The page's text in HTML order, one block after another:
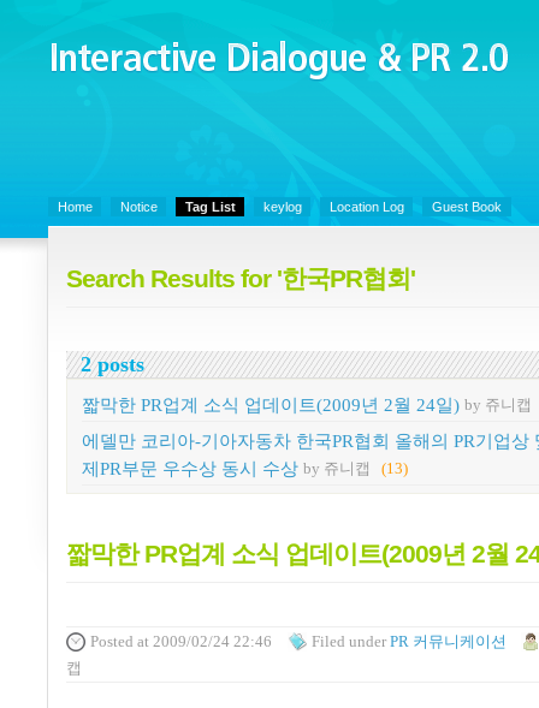
Interactive Dialogue &
PR 2.0
Home Notice Tag List keylog Location Log Guest Book
Search Results for '한국PR협회'
2 posts
짧막한 PR업계 소식 업데이트(2009년 2월 24일) by 쥬니캡
에델만 코리아-기아자동차 한국PR협회 올해의 PR기업상
제PR부문 우수상 동시 수상 by 쥬니캡 (13)
짧막한 PR업계 소식 업데이트(2009년 2월
Posted at 2009/02/24 22:46 Filed under PR 커뮤니케이션
캡